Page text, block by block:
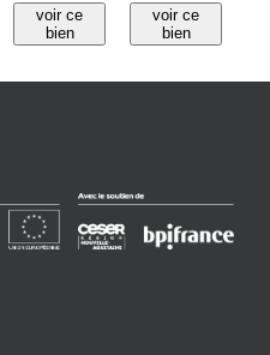
voir ce
bien
voir ce
bien